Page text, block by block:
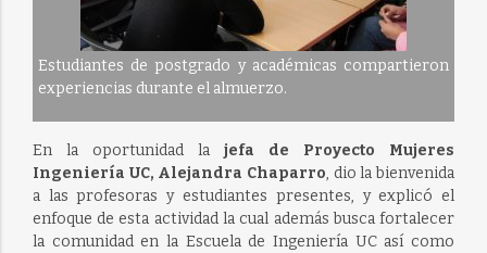
Estudiantes de postgrado y académicas compartieron
experiencias durante el almuerzo.
En la oportunidad la jefa de Proyecto Mujeres
Ingeniería UC, Alejandra Chaparro, dio la bienvenida
a las profesoras y estudiantes presentes, y explicó el
enfoque de esta actividad la cual además busca fortalecer
la comunidad en la Escuela de Ingeniería UC así como